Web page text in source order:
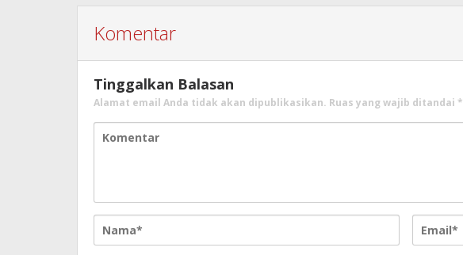
Komentar
Tinggalkan Balasan
Alamat email Anda tidak akan dipublikasikan. Ruas yang wajib ditandai *